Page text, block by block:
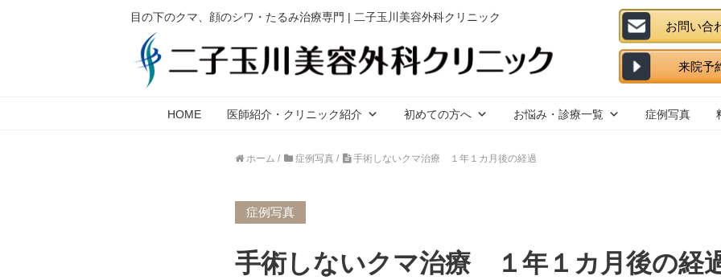
目の下のクマ、顔のシワ・たるみ治療専門 | 二子玉川美容外科クリニック
HOME 医師紹介・クリニック紹介 初めての方へ お悩み・診療一覧 症例写真
ホーム / 症例写真 / 手術しないクマ治療 １年１カ月後の経過
症例写真
手術しないクマ治療 １年１カ月後の経